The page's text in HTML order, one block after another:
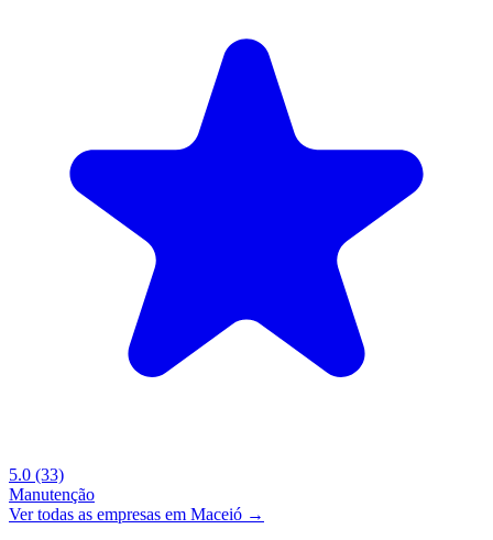
5.0 (33)
Manutenção
Ver todas as empresas em Maceió →